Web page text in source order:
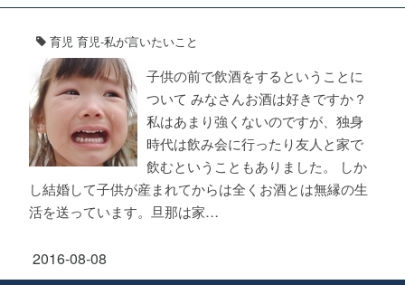
育児 育児-私が言いたいこと
子供の前で飲酒をするということに
ついて みなさんお酒は好きですか？
私はあまり強くないのですが、独身
時代は飲み会に行ったり友人と家で
飲むということもありました。 しか
し結婚して子供が産まれてからは全くお酒とは無縁の生
活を送っています。旦那は家…
2016-08-08